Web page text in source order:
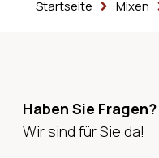
Startseite Mixen
Haben Sie Fragen?
Wir sind für Sie da!